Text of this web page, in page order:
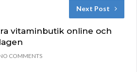
Next Post
vitaminbutik online och
COMMENTS